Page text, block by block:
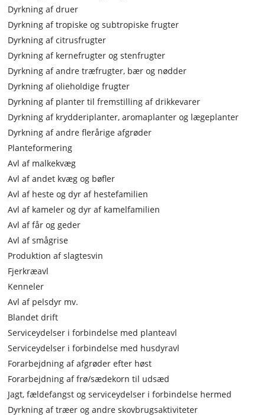
Dyrkning af druer
Dyrkning af tropiske og subtropiske frugter
Dyrkning af citrusfrugter
Dyrkning af kernefrugter og stenfrugter
Dyrkning af andre træfrugter, bær og nødder
Dyrkning af olieholdige frugter
Dyrkning af planter til fremstilling af drikkevarer
Dyrkning af krydderiplanter, aromaplanter og lægeplanter
Dyrkning af andre flerårige afgrøder
Planteformering
Avl af malkekvæg
Avl af andet kvæg og bøfler
Avl af heste og dyr af hestefamilien
Avl af kameler og dyr af kamelfamilien
Avl af får og geder
Avl af smågrise
Produktion af slagtesvin
Fjerkræavl
Kenneler
Avl af pelsdyr mv.
Blandet drift
Serviceydelser i forbindelse med planteavl
Serviceydelser i forbindelse med husdyravl
Forarbejdning af afgrøder efter høst
Forarbejdning af frø/sædekorn til udsæd
Jagt, fældefangst og serviceydelser i forbindelse hermed
Dyrkning af træer og andre skovbrugsaktiviteter